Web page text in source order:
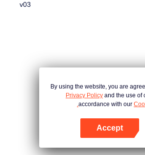
v03
By using the website, you are
Privacy Policy and the use of
accordance with our
Accept